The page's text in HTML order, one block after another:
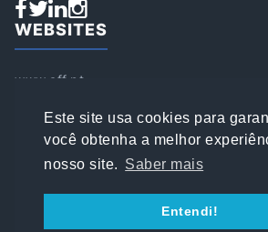
Este site usa cookies para
você obtenha a melhor
nosso site. Saber mais
Entendi!
WEBSITES
www.aff.pt
www.loja.affsports.pt
PESQUISAR